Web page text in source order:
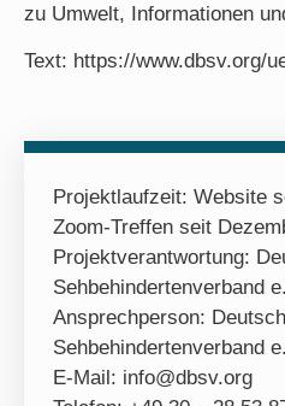
zu Umwelt, Informationen
Text: https://www.dbsv.org/
Projektlaufzeit: Website
Zoom-Treffen seit
Projektverantwortung:
Sehbehindertenverband
Ansprechperson:
Sehbehindertenverband
E-Mail: info@dbsv.org